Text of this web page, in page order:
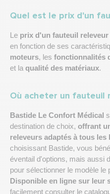
Quel est le prix d'un
Le prix d'un fauteuil releveur
en fonction de ses
moteurs, les fonctionnalités
et la qualité des matériaux.
Où acheter un fauteuil
Bastide Le Confort Médical
destination de choix, offrant
releveurs adaptés à tous
choisissant Bastide, vous
éventail d'options, mais aussi
pour sélectionner le modèle le
Disponible en ligne sur leur
facilement consulter le